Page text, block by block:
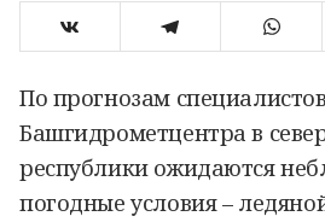
По прогнозам специалистов
Башгидрометцентра в
республики ожидаются
погодные условия –